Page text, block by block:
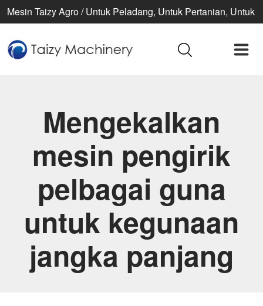
Mesin Taizy Agro / Untuk Peladang, Untuk Pertanian, Untuk
Mengekalkan
mesin pengirik
pelbagai guna
untuk kegunaan
jangka panjang